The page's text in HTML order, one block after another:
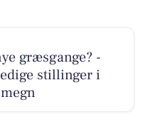
græsgange? -
stillinger i